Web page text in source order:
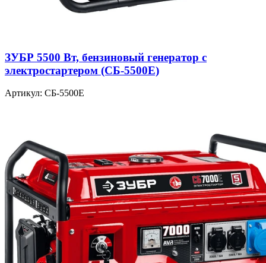
ЗУБР 5500 Вт, бензиновый генератор с
электростартером (СБ-5500Е)
Артикул: СБ-5500Е